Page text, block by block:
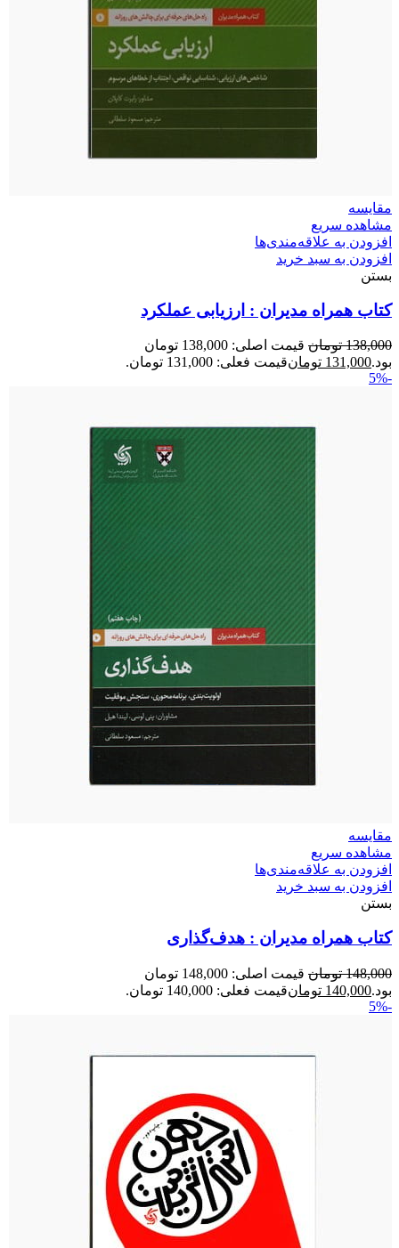
مقایسه
مشاهده سریع
افزودن به علاقه‌مندی‌ها
افزودن به سبد خرید
بستن
کتاب همراه مدیران : ارزیابی عملکرد
138,000 تومان
قیمت اصلی: 138,000 تومان
بود.131,000 تومانقیمت فعلی: 131,000 تومان.
-5%
مقایسه
مشاهده سریع
افزودن به علاقه‌مندی‌ها
افزودن به سبد خرید
بستن
کتاب همراه مدیران : هدف‌گذاری
148,000 تومان
قیمت اصلی: 148,000 تومان
بود.140,000 تومانقیمت فعلی: 140,000 تومان.
-5%